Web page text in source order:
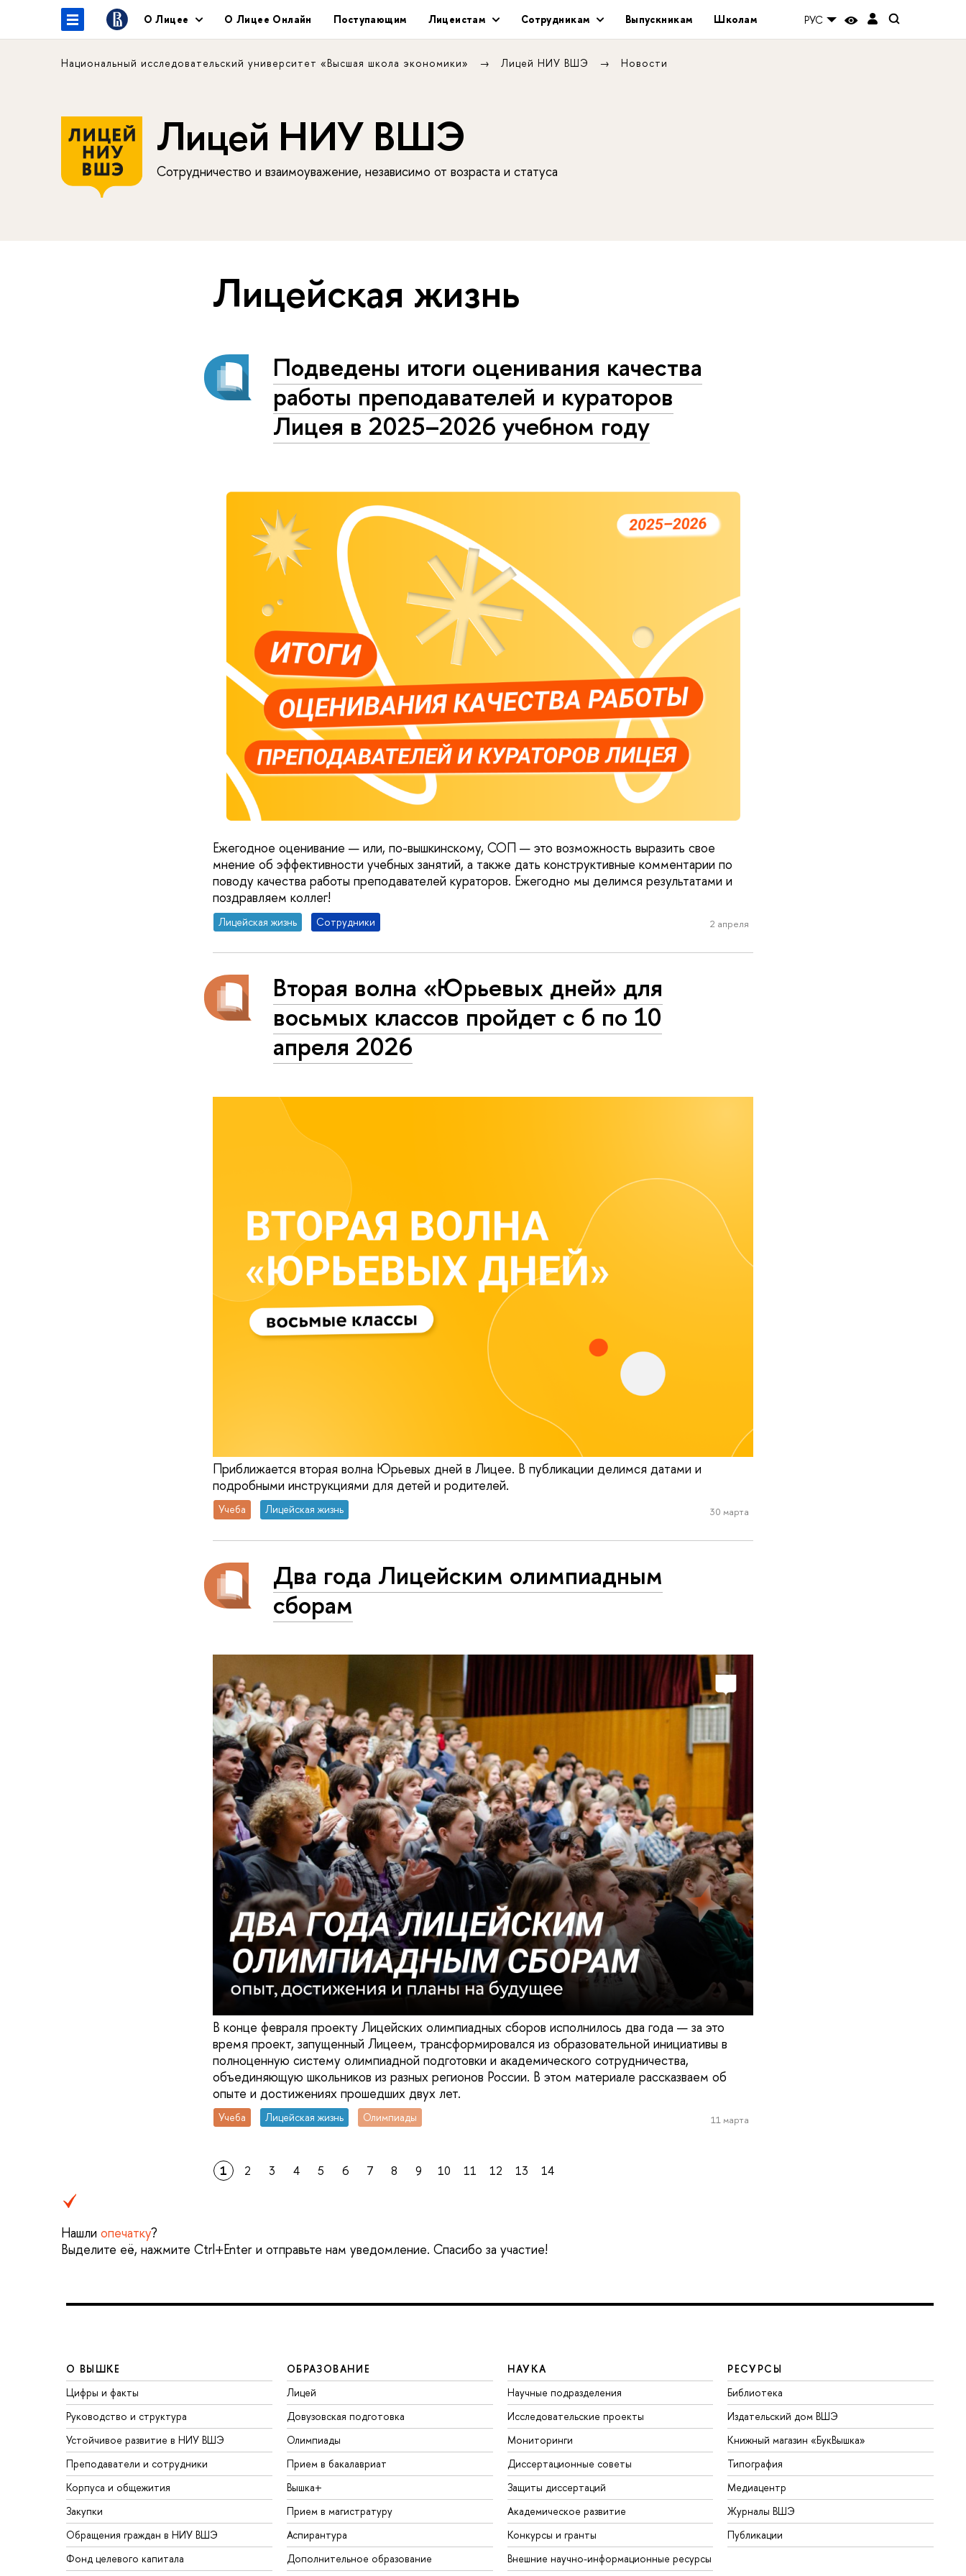
О Лицее О Лицее Онлайн Поступающим Лицеистам Сотрудникам Выпускникам Школам РУС
Национальный исследовательский университет «Высшая школа экономики» Лицей НИУ ВШЭ Новости
Лицей НИУ ВШЭ
Сотрудничество и взаимоуважение, независимо от возраста и статуса
Лицейская жизнь
Подведены итоги оценивания качества
работы преподавателей и кураторов
Лицея в 2025–2026 учебном году
Ежегодное оценивание — или, по-вышкинскому, СОП — это возможность выразить свое
мнение об эффективности учебных занятий, а также дать конструктивные комментарии по
поводу качества работы преподавателей кураторов. Ежегодно мы делимся результатами и
поздравляем коллег!
Лицейская жизнь Сотрудники 2 апреля
Вторая волна «Юрьевых дней» для
восьмых классов пройдет с 6 по 10
апреля 2026
Приближается вторая волна Юрьевых дней в Лицее. В публикации делимся датами и
подробными инструкциями для детей и родителей.
Учеба Лицейская жизнь 30 марта
Два года Лицейским олимпиадным
сборам
В конце февраля проекту Лицейских олимпиадных сборов исполнилось два года — за это
время проект, запущенный Лицеем, трансформировался из образовательной инициативы в
полноценную систему олимпиадной подготовки и академического сотрудничества,
объединяющую школьников из разных регионов России. В этом материале рассказваем об
опыте и достижениях прошедших двух лет.
Учеба Лицейская жизнь Олимпиады 11 марта
1 2 3 4 5 6 7 8 9 10 11 12 13 14
Нашли опечатку?
Выделите её, нажмите Ctrl+Enter и отправьте нам уведомление. Спасибо за участие!
О ВЫШКЕ
Цифры и факты
Руководство и структура
Устойчивое развитие в НИУ ВШЭ
Преподаватели и сотрудники
Корпуса и общежития
Закупки
Обращения граждан в НИУ ВШЭ
Фонд целевого капитала
ОБРАЗОВАНИЕ
Лицей
Довузовская подготовка
Олимпиады
Прием в бакалавриат
Вышка+
Прием в магистратуру
Аспирантура
Дополнительное образование
НАУКА
Научные подразделения
Исследовательские проекты
Мониторинги
Диссертационные советы
Защиты диссертаций
Академическое развитие
Конкурсы и гранты
Внешние научно-информационные ресурсы
РЕСУРСЫ
Библиотека
Издательский дом ВШЭ
Книжный магазин «БукВышка»
Типография
Медиацентр
Журналы ВШЭ
Публикации